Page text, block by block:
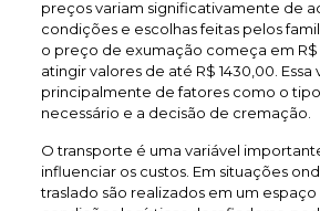
preços variam significativamente de
condições e escolhas feitas pelos
o preço de exumação começa em
atingir valores de até R$ 1430,00.
principalmente de fatores como o
necessário e a decisão de cremação.
O transporte é uma variável
influenciar os custos. Em situações
traslado são realizados em um